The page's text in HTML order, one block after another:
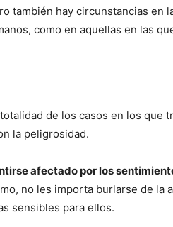
también hay circunstancias en
como en aquellas en las
de los casos en los que
la peligrosidad.
afectado por los
no les importa burlarse de la
sensibles para ellos.